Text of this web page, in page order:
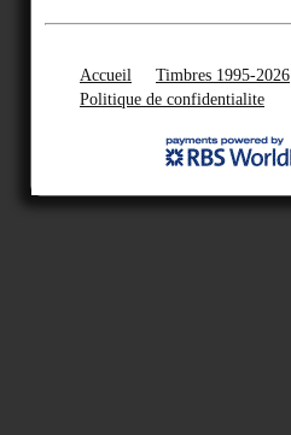
Accueil Timbres 1995-2026
Politique de confidentialite